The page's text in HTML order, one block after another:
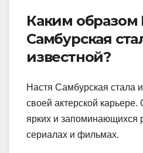
Каким образом
Самбурская
известной?
Настя Самбурская стала
своей актерской
ярких и запоминающихся
сериалах и фильмах.